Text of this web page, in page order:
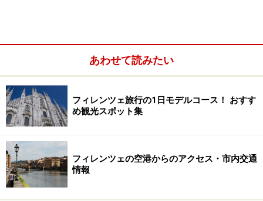
プリモ、デザート、カフェで一人30ユーロ弱（ワインに
よる）。 トスカーナやイタリア全土の珍しいワインに囲
まれて、満足のひとときを過ごせるはずです。 特にラン
チは、地元客の中には一人でワインとパスタの食事をし
ていく人もいるので、 一人旅の時も入りやすそう。
■ENOTECA I TERZI
住：Via dei Termini,7
電：0577-44329
営：11:00～16：30、19；30～翌1：00
休：日曜（ただし、夏季は要確認）
あわせて読みたい
フィレンツェ旅行の1日モデルコース！ おすす
め観光スポット集
フィレンツェの空港からのアクセス・市内交通
情報